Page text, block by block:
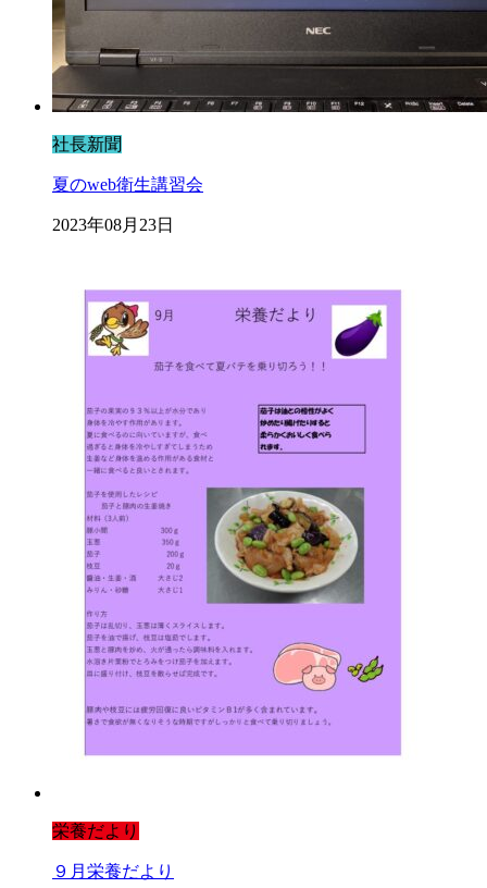
社長新聞
夏のweb衛生講習会
2023年08月23日
栄養だより
９月栄養だより